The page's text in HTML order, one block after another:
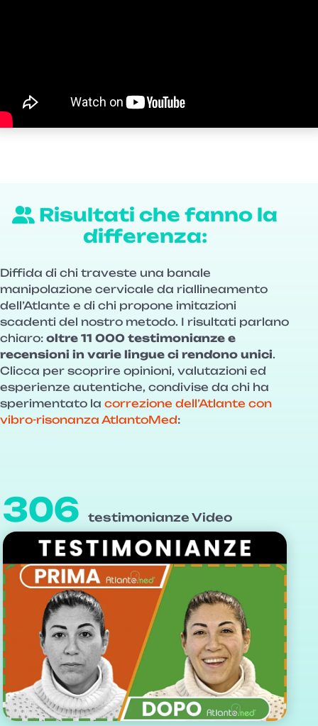
Risultati che fanno la
differenza:
Diffida di chi traveste una banale
manipolazione cervicale da riallineamento
dell’Atlante e di chi propone imitazioni
scadenti del nostro metodo. I risultati parlano
chiaro: oltre 11 000 testimonianze e
recensioni in varie lingue ci rendono unici.
Clicca per scoprire opinioni, valutazioni ed
esperienze autentiche, condivise da chi ha
sperimentato la correzione dell’Atlante con
vibro-risonanza AtlantoMed:
306 testimonianze Video